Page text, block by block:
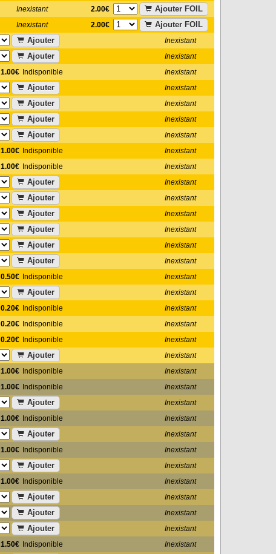
Inexistant 2.00€ Ajouter FOIL
Inexistant 2.00€ Ajouter FOIL
Ajouter Inexistant
Ajouter Inexistant
1.00€ Indisponible Inexistant
Ajouter Inexistant
Ajouter Inexistant
Ajouter Inexistant
Ajouter Inexistant
1.00€ Indisponible Inexistant
1.00€ Indisponible Inexistant
Ajouter Inexistant
Ajouter Inexistant
Ajouter Inexistant
Ajouter Inexistant
Ajouter Inexistant
Ajouter Inexistant
0.50€ Indisponible Inexistant
Ajouter Inexistant
0.20€ Indisponible Inexistant
0.20€ Indisponible Inexistant
0.20€ Indisponible Inexistant
Ajouter Inexistant
1.00€ Indisponible Inexistant
1.00€ Indisponible Inexistant
Ajouter Inexistant
1.00€ Indisponible Inexistant
Ajouter Inexistant
1.00€ Indisponible Inexistant
Ajouter Inexistant
1.00€ Indisponible Inexistant
Ajouter Inexistant
Ajouter Inexistant
Ajouter Inexistant
1.50€ Indisponible Inexistant